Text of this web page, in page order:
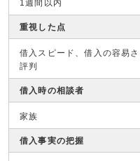
1週間以内
重視した点
借入スピード、借入の容易
評判
借入時の相談者
家族
借入事実の把握